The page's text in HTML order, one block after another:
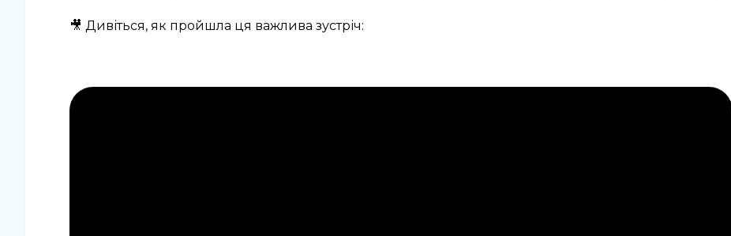
🎥 Дивіться, як пройшла ця важлива зустріч: